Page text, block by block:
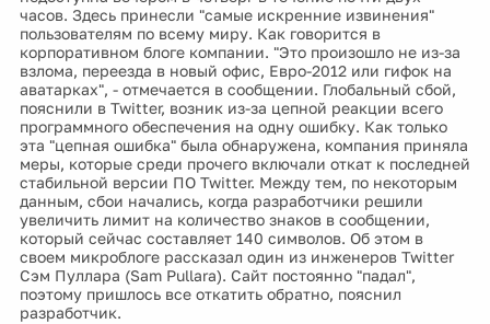
часов. Здесь принесли "самые искренние извинения"
пользователям по всему миру. Как говорится в
корпоративном блоге компании. "Это произошло не из-за
взлома, переезда в новый офис, Евро-2012 или гифок на
аватарках", - отмечается в сообщении. Глобальный сбой,
пояснили в Twitter, возник из-за цепной реакции всего
программного обеспечения на одну ошибку. Как только
эта "цепная ошибка" была обнаружена, компания приняла
меры, которые среди прочего включали откат к последней
стабильной версии ПО Twitter. Между тем, по некоторым
данным, сбои начались, когда разработчики решили
увеличить лимит на количество знаков в сообщении,
который сейчас составляет 140 символов. Об этом в
своем микроблоге рассказал один из инженеров Twitter
Сэм Пуллара (Sam Pullara). Сайт постоянно "падал",
поэтому пришлось все откатить обратно, пояснил
разработчик.